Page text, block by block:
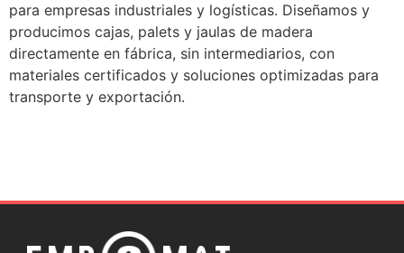
para empresas industriales y logísticas. Diseñamos y
producimos cajas, palets y jaulas de madera
directamente en fábrica, sin intermediarios, con
materiales certificados y soluciones optimizadas para
transporte y exportación.